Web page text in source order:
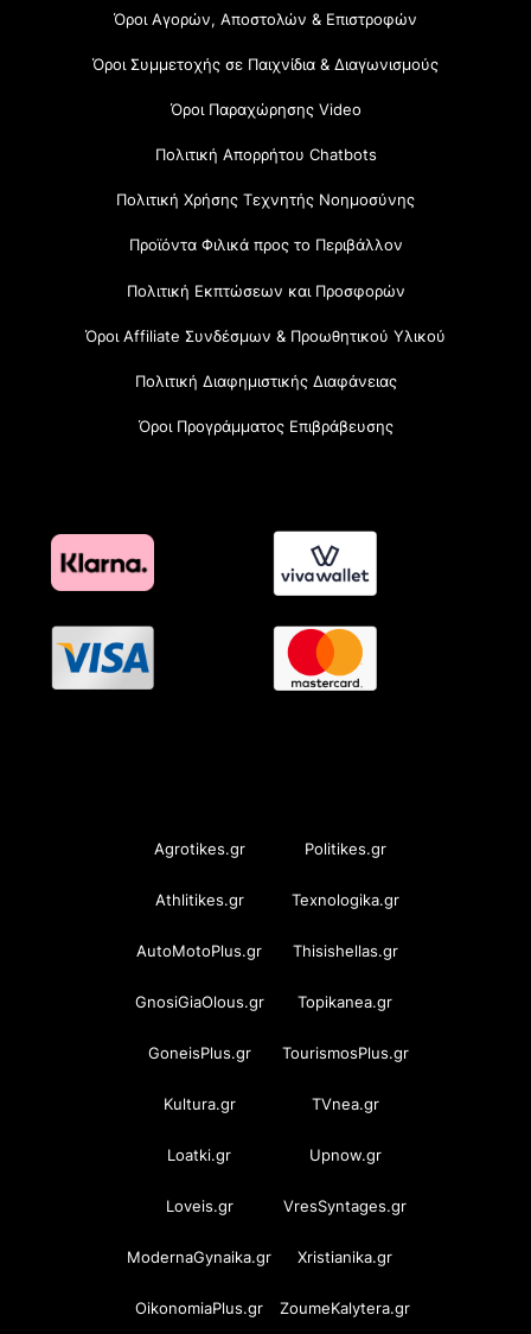
Όροι Αγορών, Αποστολών & Επιστροφών
Όροι Συμμετοχής σε Παιχνίδια & Διαγωνισμούς
Όροι Παραχώρησης Video
Πολιτική Απορρήτου Chatbots
Πολιτική Χρήσης Τεχνητής Νοημοσύνης
Προϊόντα Φιλικά προς το Περιβάλλον
Πολιτική Εκπτώσεων και Προσφορών
Όροι Affiliate Συνδέσμων & Προωθητικού Υλικού
Πολιτική Διαφημιστικής Διαφάνειας
Όροι Προγράμματος Επιβράβευσης
Agrotikes.gr Politikes.gr
Athlitikes.gr Texnologika.gr
AutoMotoPlus.gr Thisishellas.gr
GnosiGiaOlous.gr Topikanea.gr
GoneisPlus.gr TourismosPlus.gr
Kultura.gr TVnea.gr
Loatki.gr Upnow.gr
Loveis.gr VresSyntages.gr
ModernaGynaika.gr Xristianika.gr
OikonomiaPlus.gr ZoumeKalytera.gr